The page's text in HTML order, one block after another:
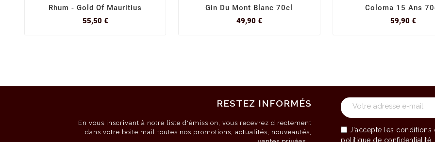
Rhum - Gold Of Mauritius
55,50 €Prix
Gin Du Mont Blanc 70cl
49,90 €Prix
Coloma 15 Ans
59,90 €
RESTEZ INFORMÉS
En vous inscrivant à notre liste d'émission, vous recevrez directement
dans votre boite mail toutes nos promotions, actualités, nouveautés,
J'accepte les conditions
politique de confidentialité